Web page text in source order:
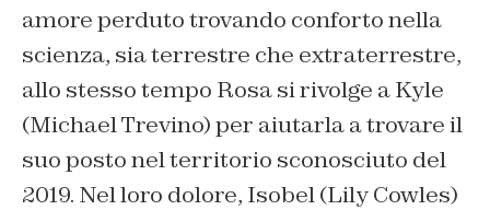
amore perduto trovando conforto nella
scienza, sia terrestre che extraterrestre,
allo stesso tempo Rosa si rivolge a Kyle
(Michael Trevino) per aiutarla a trovare il
suo posto nel territorio sconosciuto del
2019. Nel loro dolore, Isobel (Lily Cowles)